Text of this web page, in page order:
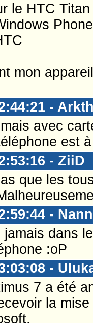
le HTC
mon
-
avec
est
- ZiiD
que les
-
dans
:oP
-
7 a été
la